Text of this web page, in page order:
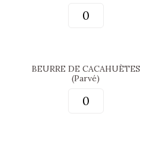
BEURRE DE CACAHUÈTES
(Parvé)